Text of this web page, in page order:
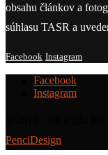
obsahu článkov a
súhlasu TASR a
Facebook Instagram
Facebook
Instagram
PenciDesign